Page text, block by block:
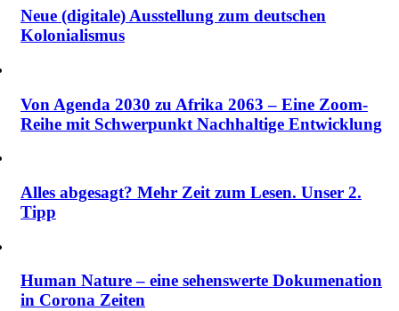
Neue (digitale) Ausstellung zum deutschen
Kolonialismus
Von Agenda 2030 zu Afrika 2063 – Eine Zoom-
Reihe mit Schwerpunkt Nachhaltige Entwicklung
Alles abgesagt? Mehr Zeit zum Lesen. Unser 2.
Tipp
Human Nature – eine sehenswerte Dokumenation
in Corona Zeiten